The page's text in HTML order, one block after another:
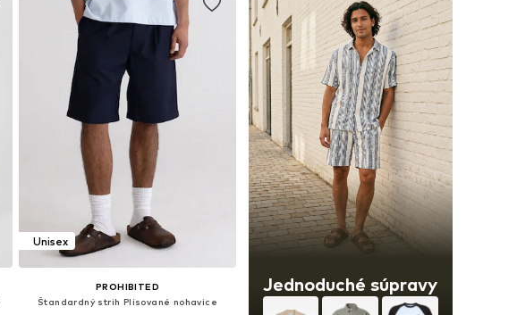
Unisex
PROHIBITED
Štandardný strih Plisované nohavice
Jednoduché súpravy